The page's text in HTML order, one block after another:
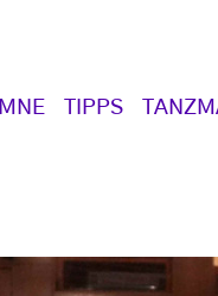
TIPPS